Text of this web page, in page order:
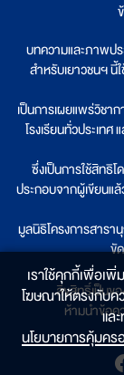
บทความและภาพปร
สำหรับเยาวชนฯ
เป็นการเผยแพร่วิชาก
โรงเรียนทั่วประเท
ซึ่งเป็นการใช้สิท
ประกอบจากผู้เขียนแ
มูลนิธิโครงการสารา
ขั
ลิขสิทธิ์เป็นข
ห้ามนำข้อค
เราใช้คุกกี้เพื่อเ
โฆษณาให้ตรงกับค
แล
นโยบายการคุ้มค